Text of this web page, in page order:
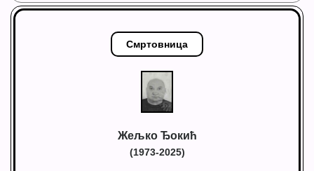
Смртовница
Жељко Ђокић
(1973-2025)